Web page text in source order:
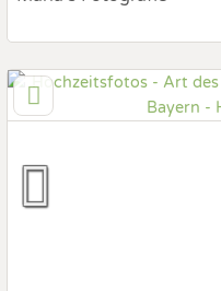
Art des Shootings:
Hochzeits Shooting
Fotobox mit Zubehör